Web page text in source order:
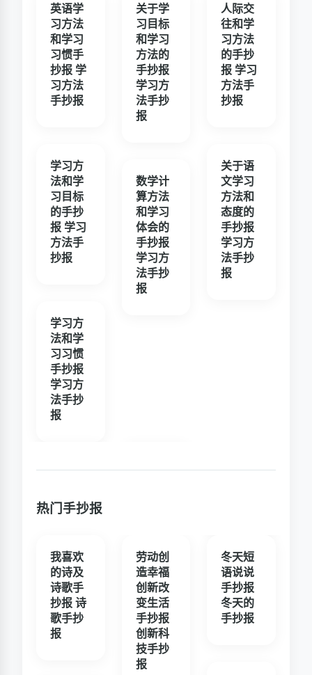
英语学
习方法
和学习
习惯手
抄报 学
习方法
手抄报
学习方
法和学
习目标
的手抄
报 学习
方法手
抄报
学习方
法和学
习习惯
手抄报
学习方
法手抄
报
关于学
习目标
和学习
方法的
手抄报
学习方
法手抄
报
数学计
算方法
和学习
体会的
手抄报
学习方
法手抄
报
人际交
往和学
习方法
的手抄
报 学习
方法手
抄报
关于语
文学习
方法和
态度的
手抄报
学习方
法手抄
报
热门手抄报
我喜欢
的诗及
诗歌手
抄报 诗
歌手抄
报
劳动创
造幸福
创新改
变生活
手抄报
创新科
技手抄
报
冬天短
语说说
手抄报
冬天的
手抄报